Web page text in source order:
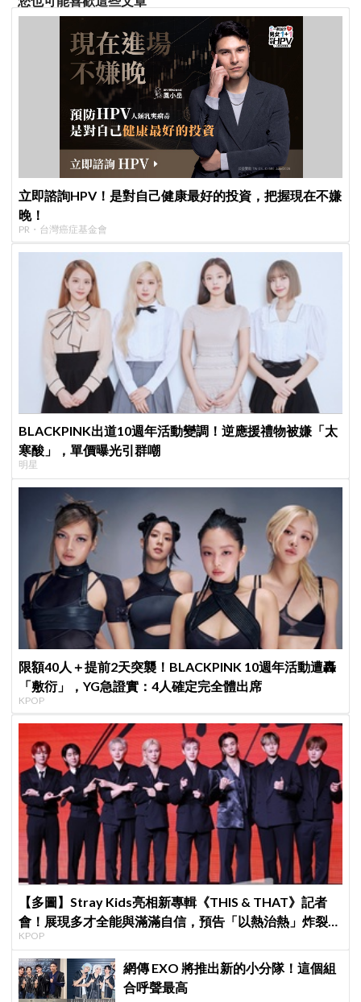
立即諮詢HPV！是對自己健康最好的投資，把握現在不嫌
晚！
PR・台灣癌症基金會
BLACKPINK出道10週年活動變調！逆應援禮物被嫌「太
寒酸」，單價曝光引群嘲
明星
限額40人＋提前2天突襲！BLACKPINK 10週年活動遭轟
「敷衍」，YG急證實：4人確定完全體出席
KPOP
【多圖】Stray Kids亮相新專輯《THIS & THAT》記者
會！展現多才全能與滿滿自信，預告「以熱治熱」炸裂夏
日音樂圈
KPOP
網傳 EXO 將推出新的小分隊！這個組
合呼聲最高